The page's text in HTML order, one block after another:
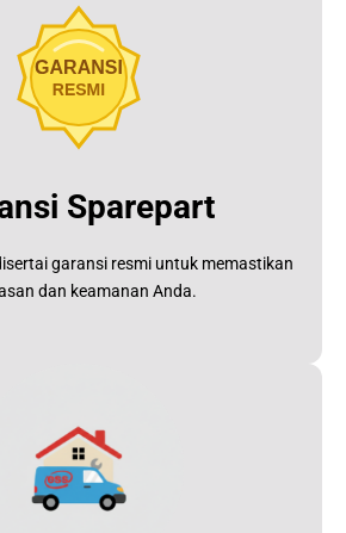
Sparepart
garansi resmi untuk memastikan
dan keamanan Anda.